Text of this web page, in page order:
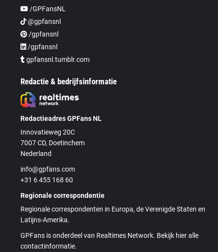
/GPFansNL
@gpfansnl
/gpfansnl
/gpfansnl
gpfansnl.tumblr.com
Redactie & bedrijfsinformatie
Redactieadres GPFans NL
Innovatieweg 20C
7007 CD, Doetinchem
Nederland
info@gpfans.com
+31 6 455 168 60
Regionale correspondentie
Regionale correspondenten in Europa, de Verenigde Staten en
Latijns-Amerika.
GPFans is onderdeel van Realtimes Network. Bekijk hier alle
contactinformatie.